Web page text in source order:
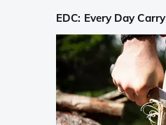
EDC: Every Day Carry